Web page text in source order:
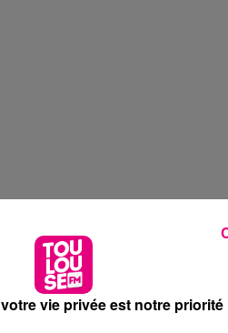
vie privée est notre priorité